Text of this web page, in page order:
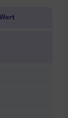
Wert